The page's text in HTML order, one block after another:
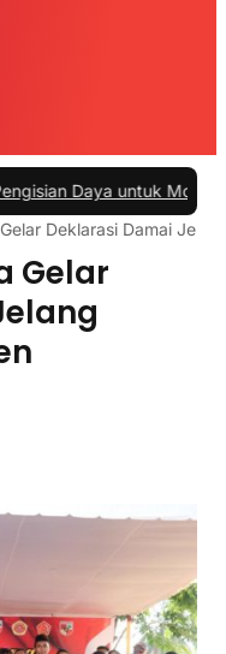
untuk Mobil Listrik yang
Deklarasi Damai
Gelar